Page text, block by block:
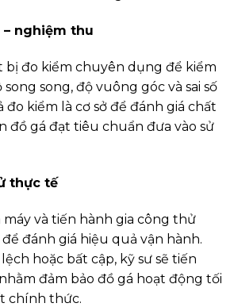
– nghiệm thu
bị đo kiểm chuyên dụng để kiểm
song, độ vuông góc và sai số
đo kiểm là cơ sở để đánh giá chất
đồ gá đạt tiêu chuẩn đưa vào sử
thực tế
máy và tiến hành gia công thử
đánh giá hiệu quả vận hành.
hoặc bất cập, kỹ sư sẽ tiến
đảm bảo đồ gá hoạt động tối
chính thức.